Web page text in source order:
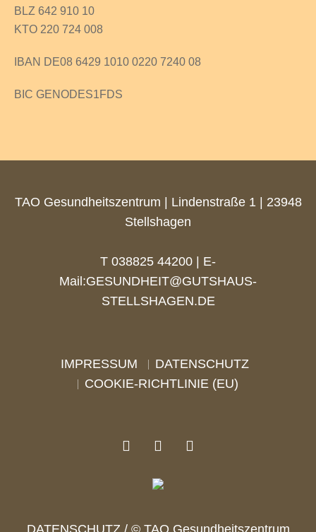
BLZ 642 910 10
KTO 220 724 008
IBAN DE08 6429 1010 0220 7240 08
BIC GENODES1FDS
TAO Gesundheitszentrum | Lindenstraße 1 | 23948
Stellshagen
T 038825 44200 | E-
Mail:GESUNDHEIT@GUTSHAUS-
STELLSHAGEN.DE
IMPRESSUM
DATENSCHUTZ
COOKIE-RICHTLINIE (EU)
DATENSCHUTZ / © TAO Gesundheitszentrum